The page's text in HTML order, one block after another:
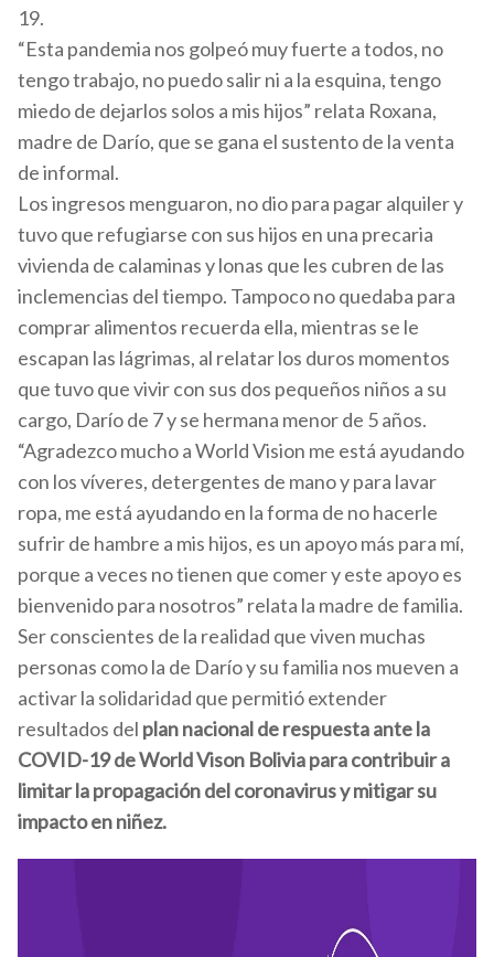
19.
“Esta pandemia nos golpeó muy fuerte a todos, no
tengo trabajo, no puedo salir ni a la esquina, tengo
miedo de dejarlos solos a mis hijos” relata Roxana,
madre de Darío, que se gana el sustento de la venta
de informal.
Los ingresos menguaron, no dio para pagar alquiler y
tuvo que refugiarse con sus hijos en una precaria
vivienda de calaminas y lonas que les cubren de las
inclemencias del tiempo. Tampoco no quedaba para
comprar alimentos recuerda ella, mientras se le
escapan las lágrimas, al relatar los duros momentos
que tuvo que vivir con sus dos pequeños niños a su
cargo, Darío de 7 y se hermana menor de 5 años.
“Agradezco mucho a World Vision me está ayudando
con los víveres, detergentes de mano y para lavar
ropa, me está ayudando en la forma de no hacerle
sufrir de hambre a mis hijos, es un apoyo más para mí,
porque a veces no tienen que comer y este apoyo es
bienvenido para nosotros” relata la madre de familia.
Ser conscientes de la realidad que viven muchas
personas como la de Darío y su familia nos mueven a
activar la solidaridad que permitió extender
resultados del plan nacional de respuesta ante la
COVID-19 de World Vison Bolivia para contribuir a
limitar la propagación del coronavirus y mitigar su
impacto en niñez.